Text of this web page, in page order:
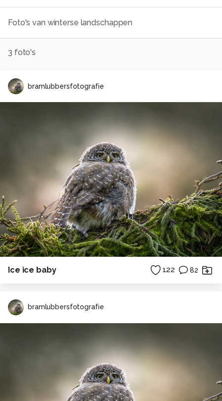
Foto's van winterse landschappen
3 foto's
bramlubbersfotografie
Ice ice baby 122 82
bramlubbersfotografie